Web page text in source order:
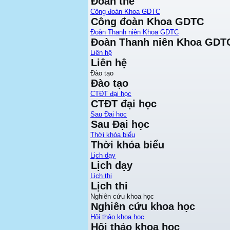
Công đoàn Khoa GDTC
Công đoàn Khoa GDTC
Đoàn Thanh niên Khoa GDTC
Đoàn Thanh niên Khoa
Liên hệ
Liên hệ
Đào tạo
Đào tạo
CTĐT đại học
CTĐT đại học
Sau Đại học
Sau Đại học
Thời khóa biểu
Thời khóa biểu
Lịch dạy
Lịch dạy
Lịch thi
Lịch thi
Nghiên cứu khoa học
Nghiên cứu khoa học
Hội thảo khoa học
Hội thảo khoa học